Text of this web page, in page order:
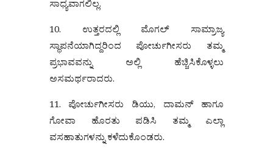
ಸಾಧ್ಯವಾಗಲಿಲ್ಲ.
10. ಉತ್ತರದಲ್ಲಿ ಮೊಗಲ್ ಸಾಮ್ರಾಜ್ಯ
ಸ್ಥಾಪನೆಯಾಗಿದ್ದರಿಂದ ಪೋರ್ಚುಗೀಸರು ತಮ್ಮ
ಪ್ರಭಾವವನ್ನು ಅಲ್ಲಿ ಹೆಚ್ಚಿಸಿಕೊಳ್ಳಲು
ಅಸಮರ್ಥರಾದರು.
11. ಪೋರ್ಚುಗೀಸರು ಡಿಯು, ದಾಮನ್ ಹಾಗೂ
ಗೋವಾ ಹೊರತು ಪಡಿಸಿ ತಮ್ಮ ಎಲ್ಲಾ
ವಸಹಾತುಗಳನ್ನು ಕಳೆದುಕೊಂಡರು.